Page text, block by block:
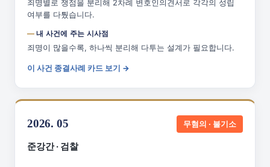
죄명별로 쟁점을 분리해 2차례 변호인의견서로 각각의 성립
여부를 다퉜습니다.
내 사건에 주는 시사점
죄명이 많을수록, 하나씩 분리해 다투는 설계가 필요합니다.
이 사건 종결사례 카드 보기 →
2026. 05 무혐의 · 불기소
준강간 · 검찰